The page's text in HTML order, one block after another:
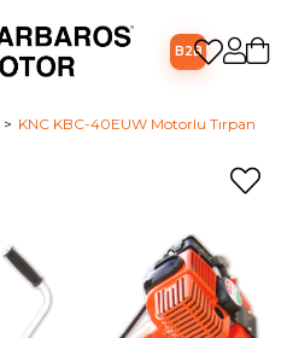
B2B
KNC KBC-40EUW Motorlu Tırpan